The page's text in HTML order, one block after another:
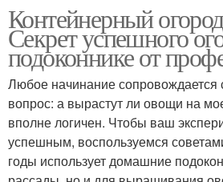
Контейнерный
Секрет успешного
подоконнике от
Любое начинание сопровождается
вопрос: а вырастут ли овощи на
вполне логичен. Чтобы ваш
успешным, воспользуемся
годы использует домашние